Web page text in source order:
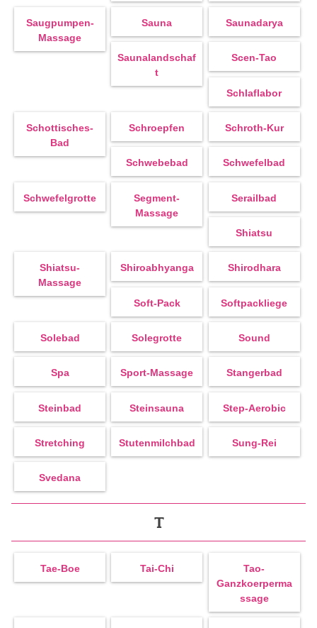
Saugpumpen-
Massage
Sauna Saunadarya
Saunalandschaf
T
Scen-Tao
Schlaflabor
Schottisches-
Bad
Schroepfen Schroth-Kur
Schwebebad Schwefelbad
Schwefelgrotte
Segment-
Massage
Serailbad
Shiatsu
Shiatsu-
Massage
Shiroabhyanga Shirodhara
Soft-Pack Softpackliege
Solebad Solegrotte Sound
Spa Sport-Massage Stangerbad
Steinbad Steinsauna Step-Aerobic
Stretching Stutenmilchbad Sung-Rei
Svedana
T
Tae-Boe Tai-Chi
Tao-
Ganzkoerperma
Ssage